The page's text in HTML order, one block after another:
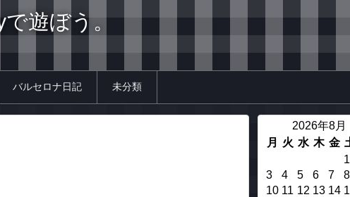
遊ぼう。
バルセロナ日記 未分類
2026年8月
月
火 水 木 金
1
3
4 5 6 7 8
10 11 12 13 14